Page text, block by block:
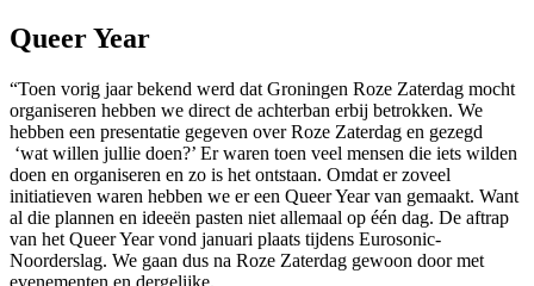
Queer Year
“Toen vorig jaar bekend werd dat Groningen Roze Zaterdag mocht
organiseren hebben we direct de achterban erbij betrokken. We
hebben een presentatie gegeven over Roze Zaterdag en gezegd
‘wat willen jullie doen?’ Er waren toen veel mensen die iets wilden
doen en organiseren en zo is het ontstaan. Omdat er zoveel
initiatieven waren hebben we er een Queer Year van gemaakt. Want
al die plannen en ideeën pasten niet allemaal op één dag. De aftrap
van het Queer Year vond januari plaats tijdens Eurosonic-
Noorderslag. We gaan dus na Roze Zaterdag gewoon door met